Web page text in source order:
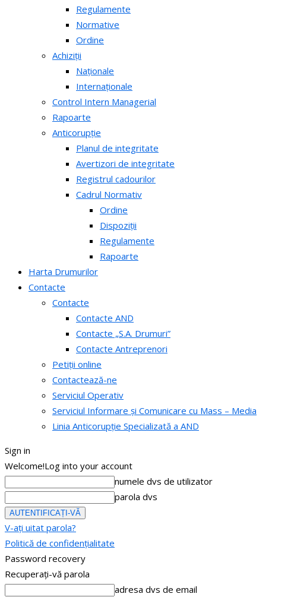
Regulamente
Normative
Ordine
Achiziții
Naționale
Internaționale
Control Intern Managerial
Rapoarte
Anticorupție
Planul de integritate
Avertizori de integritate
Registrul cadourilor
Cadrul Normativ
Ordine
Dispoziții
Regulamente
Rapoarte
Harta Drumurilor
Contacte
Contacte
Contacte AND
Contacte „S.A. Drumuri”
Contacte Antreprenori
Petiții online
Contactează-ne
Serviciul Operativ
Serviciul Informare și Comunicare cu Mass – Media
Linia Anticorupție Specializată a AND
Sign in
Welcome!Log into your account
numele dvs de utilizator
parola dvs
V-ați uitat parola?
Politică de confidențialitate
Password recovery
Recuperați-vă parola
adresa dvs de email